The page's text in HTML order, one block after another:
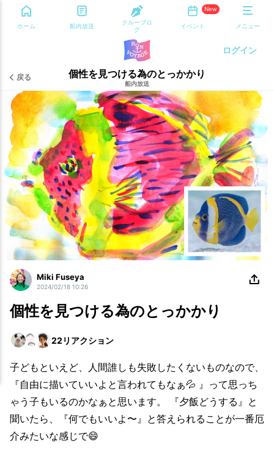
ホーム 船内放送
クルーブロ
グ
New
イベント メニュー
ログイン
戻る 個性を見つける為のとっかかり
船内放送
Miki Fuseya
2024/02/18 10:26
個性を見つける為のとっかかり
22 リアクション
子どもといえど、人間誰しも失敗したくないものなので、
『自由に描いていいよと言われてもなぁ💦 』って思っち
ゃう子もいるのかなぁと思います。 『夕飯どうする』と
聞いたら、『何でもいいよ〜』と答えられることが一番厄
介みたいな感じで😄